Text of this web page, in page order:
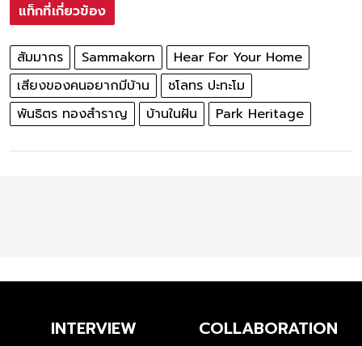
แท็กที่เกี่ยวข้อง
สัมมากร Sammakorn
Hear For Your Home
เสียงของคนอยากมีบ้าน
ชโลทร ปะทะโม
พันธิตร ทองสำราญ
บ้านในฝัน Park Heritage
INTERVIEW COLLABORATION